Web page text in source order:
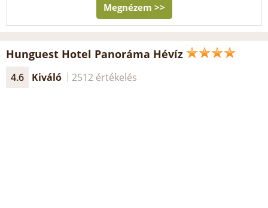
Megnézem >>
Hunguest Hotel Panoráma Hévíz
4.6 Kiváló 2512 értékelés